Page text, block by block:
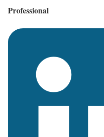
Professional